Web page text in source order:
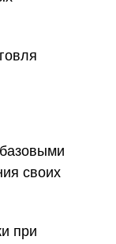
своих
при